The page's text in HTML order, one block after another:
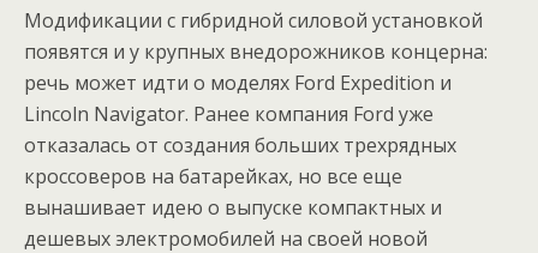
Модификации с гибридной силовой установкой
появятся и у крупных внедорожников концерна:
речь может идти о моделях Ford Expedition и
Lincoln Navigator. Ранее компания Ford уже
отказалась от создания больших трехрядных
кроссоверов на батарейках, но все еще
вынашивает идею о выпуске компактных и
дешевых электромобилей на своей новой